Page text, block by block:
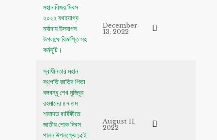
মহান বিজয় দিবস
২০২২ যথাযোগ্য
মর্যাদায় উদযাপন
উপলক্ষে বিজ্ঞপ্তি সহ
কর্মসূচি।
December
13, 2022
স্বাধীনতার মহান
স্থপতি জাতির ‍পিতা
বঙ্গবন্ধু শেখ মুজিবুর
রহমানের ৪৭ তম
শাহাদত বার্ষিকীতে
জাতীয় শোক দিবস
পালন উপলক্ষ্যে ১৫ই
August 11,
2022